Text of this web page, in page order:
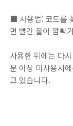
■ 사용법: 코드를
면 빨간 불이 깜빡
사용한 뒤에는 다
분 이상 미사용시
고 있습니다.